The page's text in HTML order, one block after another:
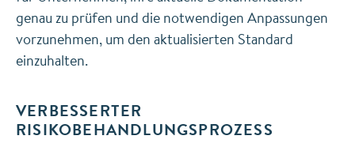
genau zu prüfen und die notwendigen Anpassungen
vorzunehmen, um den aktualisierten Standard
einzuhalten.
VERBESSERTER
RISIKOBEHANDLUNGSPROZESS